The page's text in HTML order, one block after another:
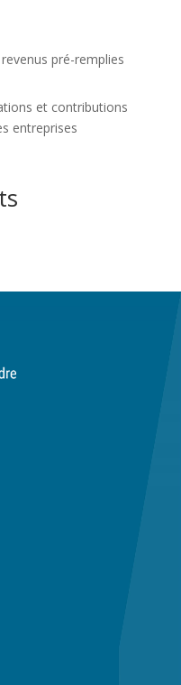
pré-remplies
et contributions
entreprises